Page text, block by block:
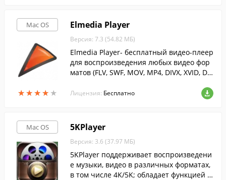
Mac OS
★★★★ ★
★★★★ ★
Elmedia Player
Версия: 7.3 (54.82 МБ)
Elmedia Player- бесплатный видео-плеер
для воспроизведения любых видео фор
матов (FLV, SWF, MOV, MP4, DIVX, XVID, DA
Лицензия: Бесплатно
Mac OS 5KPlayer
Версия: 3.6 (37.97 МБ)
5KPlayer поддерживает воспроизведени
е музыки, видео в различных форматах,
в том числе 4K/5K; обладает функцией з